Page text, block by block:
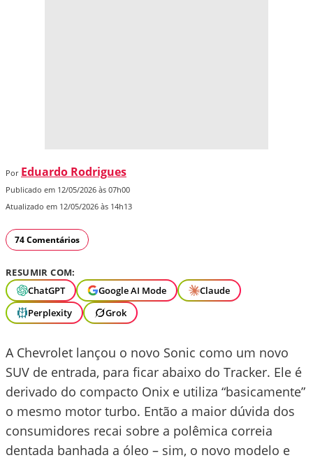
Por Eduardo Rodrigues
Publicado em 12/05/2026 às 07h00
Atualizado em 12/05/2026 às 14h13
74 Comentários
RESUMIR COM:
ChatGPT
Google AI Mode
Claude
Perplexity
Grok
A Chevrolet lançou o novo Sonic como um novo
SUV de entrada, para ficar abaixo do Tracker. Ele é
derivado do compacto Onix e utiliza “basicamente”
o mesmo motor turbo. Então a maior dúvida dos
consumidores recai sobre a polêmica correia
dentada banhada a óleo – sim, o novo modelo e